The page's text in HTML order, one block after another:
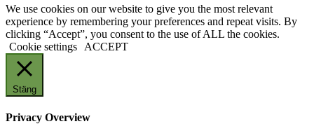
We use cookies on our website to give you the most relevant
experience by remembering your preferences and repeat visits. By
clicking “Accept”, you consent to the use of ALL the cookies.
Cookie settings
ACCEPT
Stäng
Privacy Overview